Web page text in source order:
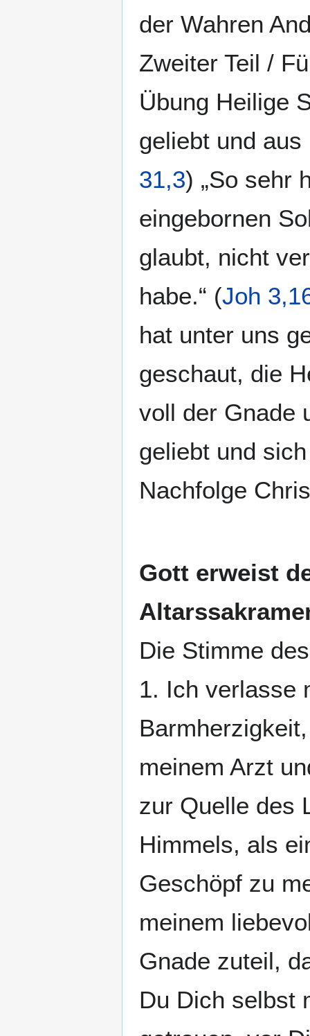
der Wahren
Zweiter Teil /
Übung Heilige
geliebt und
31,3) „So sehr
eingebornen
glaubt, nicht
habe.“ (Joh
hat unter uns
geschaut, die
voll der Gnade
geliebt und
Nachfolge
Gott erweist
Die Stimme
1. Ich verlasse
meinem Arzt
zur Quelle des
Himmels, als
Geschöpf zu
meinem
Gnade zuteil,
Du Dich selbst